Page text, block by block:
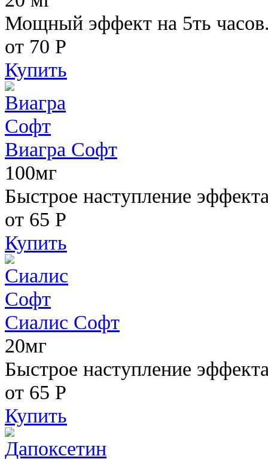
Мощный эффект на 5ть
от 70 Р
Купить
Виагра Софт
100мг
Быстрое наступление
от 65 Р
Купить
Сиалис Софт
20мг
Быстрое наступление
от 65 Р
Купить